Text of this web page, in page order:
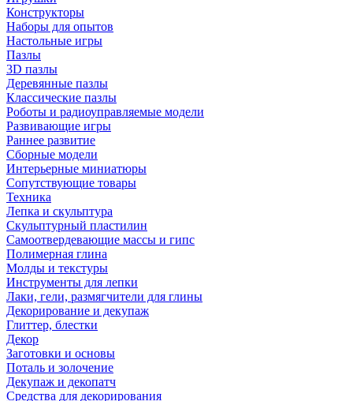
Конструкторы
Наборы для опытов
Настольные игры
Пазлы
3D пазлы
Деревянные пазлы
Классические пазлы
Роботы и радиоуправляемые модели
Развивающие игры
Раннее развитие
Сборные модели
Интерьерные миниатюры
Сопутствующие товары
Техника
Лепка и скульптура
Скульптурный пластилин
Самоотвердевающие массы и гипс
Полимерная глина
Молды и текстуры
Инструменты для лепки
Лаки, гели, размягчители для глины
Декорирование и декупаж
Глиттер, блестки
Декор
Заготовки и основы
Поталь и золочение
Декупаж и декопатч
Средства для декорирования